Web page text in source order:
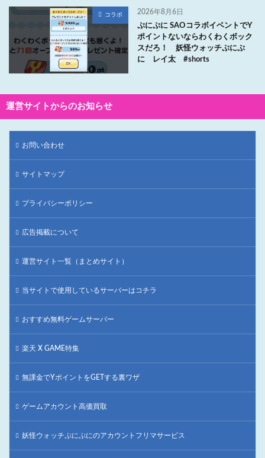
コラボ 2026年8月6日
ぷにぷに SAOコラボイベントでY
ポイントないならわくわくボック
スだろ！ 妖怪ウォッチぷにぷ
に レイ太 #shorts
運営サイトからのお知らせ
お問い合わせ
サイトマップ
プライバシーポリシー
広告掲載について
運営サイト一覧（まとめサイト）
当サイトで使用しているサーバーはコチラ
おすすめ無料ゲームサーバー
楽天 X GAME特集
無課金でYポイントをGETする裏ワザ
ゲームアカウント高価買取
妖怪ウォッチぷにぷにのアカウントフリマサービス